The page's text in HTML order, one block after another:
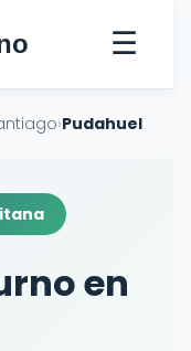
☰
›Pudahuel
en